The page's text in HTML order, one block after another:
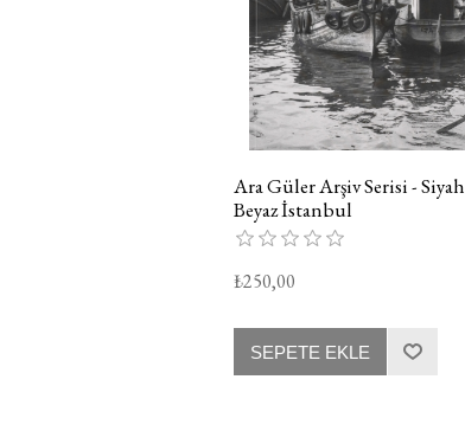
Ara Güler Arşiv Serisi - Siyah
Beyaz İstanbul
₺250,00
SEPETE EKLE